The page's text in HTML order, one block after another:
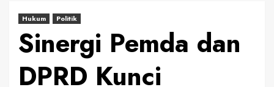
Hukum Politik
Sinergi Pemda dan
DPRD Kunci